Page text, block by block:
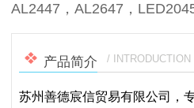
AL2447，AL2647，
产品简介 / INTRODUCTION
苏州善德宸信贸易有限公司，